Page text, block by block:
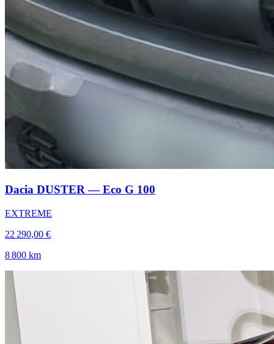
Dacia DUSTER — Eco G 100
EXTREME
22 290,00 €
8 800 km